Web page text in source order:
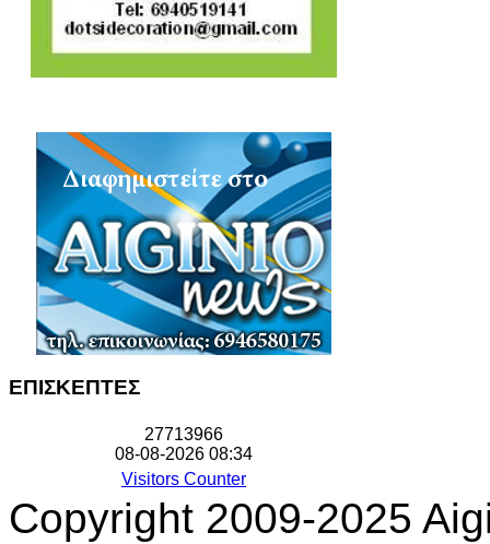
ΕΠΙΣΚΕΠΤΕΣ
27713966
08-08-2026 08:34
Visitors Counter
Copyright 2009-2025